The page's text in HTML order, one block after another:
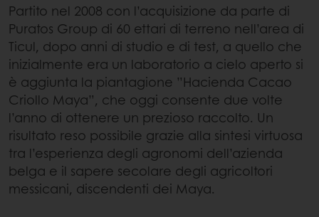
Partito nel 2008 con l’acquisizione da parte di
Puratos Group di 60 ettari di terreno nell’area di
Ticul, dopo anni di studio e di test, a quello che
inizialmente era un laboratorio a cielo aperto si
è aggiunta la piantagione ”Hacienda Cacao
Criollo Maya”, che oggi consente due volte
l’anno di ottenere un prezioso raccolto. Un
risultato reso possibile grazie alla sintesi virtuosa
tra l’esperienza degli agronomi dell’azienda
belga e il sapere secolare degli agricoltori
messicani, discendenti dei Maya.